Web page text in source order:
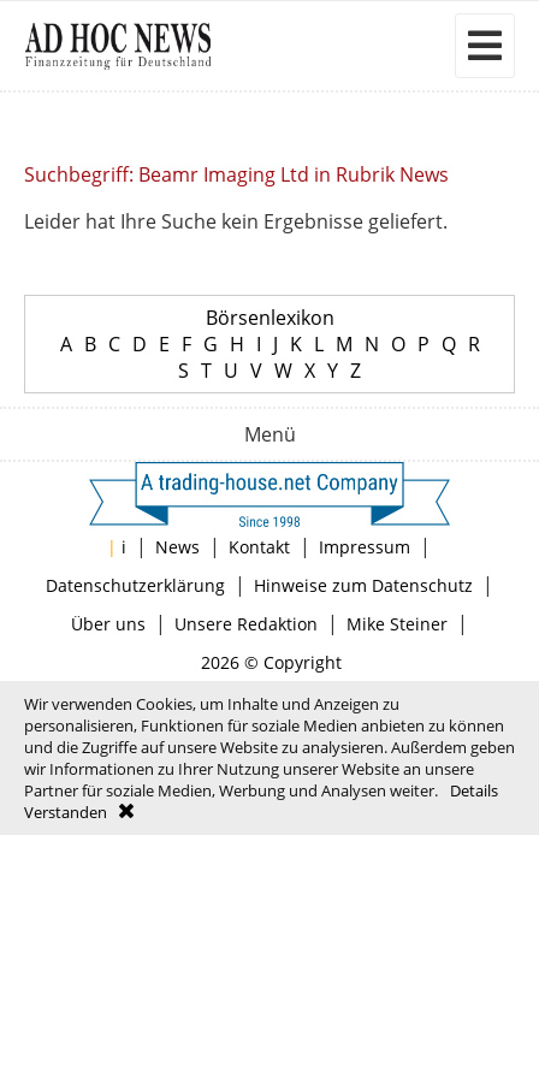
Suchbegriff: Beamr Imaging Ltd in Rubrik News
Leider hat Ihre Suche kein Ergebnisse geliefert.
Börsenlexikon
A B C D E F G H I J K L M N O P Q R
S T U V W X Y Z
Menü
| i | News | Kontakt | Impressum |
Datenschutzerklärung| Hinweise zum Datenschutz |
Über uns | Unsere Redaktion | Mike Steiner|
2026 © Copyright
Wir verwenden Cookies, um Inhalte und Anzeigen zu
personalisieren, Funktionen für soziale Medien anbieten zu können
und die Zugriffe auf unsere Website zu analysieren. Außerdem geben
wir Informationen zu Ihrer Nutzung unserer Website an unsere
Partner für soziale Medien, Werbung und Analysen weiter.
Details
Verstanden